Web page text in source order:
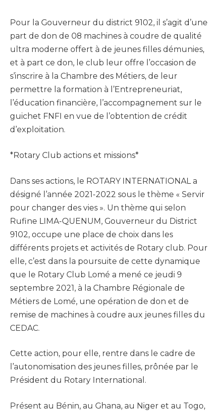
Pour la Gouverneur du district 9102, il s’agit d’une
part de don de 08 machines à coudre de qualité
ultra moderne offert à de jeunes filles démunies,
et à part ce don, le club leur offre l’occasion de
s’inscrire à la Chambre des Métiers, de leur
permettre la formation à l’Entrepreneuriat,
l’éducation financière, l’accompagnement sur le
guichet FNFI en vue de l’obtention de crédit
d’exploitation.
*Rotary Club actions et missions*
Dans ses actions, le ROTARY INTERNATIONAL a
désigné l’année 2021-2022 sous le thème « Servir
pour changer des vies ». Un thème qui selon
Rufine LIMA-QUENUM, Gouverneur du District
9102, occupe une place de choix dans les
différents projets et activités de Rotary club. Pour
elle, c’est dans la poursuite de cette dynamique
que le Rotary Club Lomé a mené ce jeudi 9
septembre 2021, à la Chambre Régionale de
Métiers de Lomé, une opération de don et de
remise de machines à coudre aux jeunes filles du
CEDAC.
Cette action, pour elle, rentre dans le cadre de
l’autonomisation des jeunes filles, prônée par le
Président du Rotary International.
Présent au Bénin, au Ghana, au Niger et au Togo,